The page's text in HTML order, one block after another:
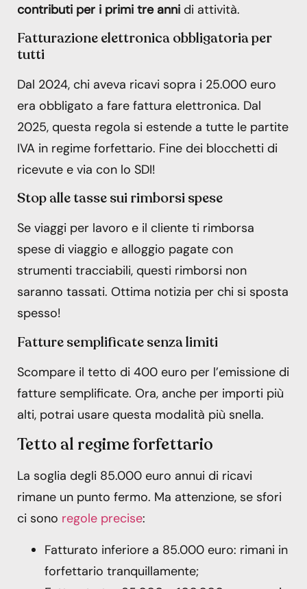
contributi per i primi tre anni di attività.
Fatturazione elettronica obbligatoria per
tutti
Dal 2024, chi aveva ricavi sopra i 25.000 euro
era obbligato a fare fattura elettronica. Dal
2025, questa regola si estende a tutte le partite
IVA in regime forfettario. Fine dei blocchetti di
ricevute e via con lo SDI!
Stop alle tasse sui rimborsi spese
Se viaggi per lavoro e il cliente ti rimborsa
spese di viaggio e alloggio pagate con
strumenti tracciabili, questi rimborsi non
saranno tassati. Ottima notizia per chi si sposta
spesso!
Fatture semplificate senza limiti
Scompare il tetto di 400 euro per l’emissione di
fatture semplificate. Ora, anche per importi più
alti, potrai usare questa modalità più snella.
Tetto al regime forfettario
La soglia degli 85.000 euro annui di ricavi
rimane un punto fermo. Ma attenzione, se sfori
ci sono regole precise:
Fatturato inferiore a 85.000 euro: rimani in
forfettario tranquillamente;